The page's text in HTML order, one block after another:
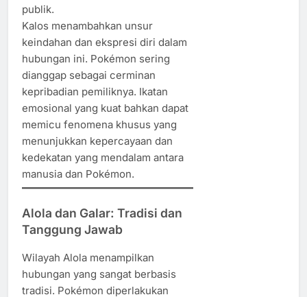
publik.
Kalos menambahkan unsur
keindahan dan ekspresi diri dalam
hubungan ini. Pokémon sering
dianggap sebagai cerminan
kepribadian pemiliknya. Ikatan
emosional yang kuat bahkan dapat
memicu fenomena khusus yang
menunjukkan kepercayaan dan
kedekatan yang mendalam antara
manusia dan Pokémon.
Alola dan Galar: Tradisi dan
Tanggung Jawab
Wilayah Alola menampilkan
hubungan yang sangat berbasis
tradisi. Pokémon diperlakukan